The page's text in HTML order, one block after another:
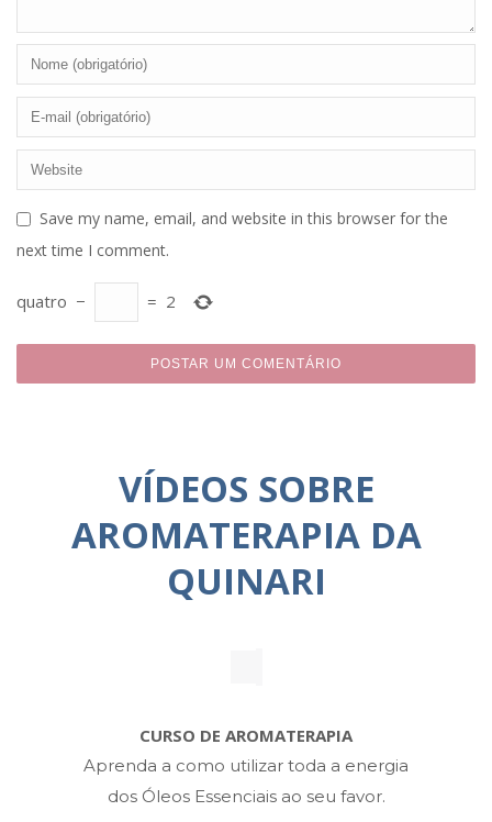
Save my name, email, and website in this browser for the
next time I comment.
quatro − = 2
VÍDEOS SOBRE
AROMATERAPIA DA
QUINARI
CURSO DE AROMATERAPIA
Aprenda a como utilizar toda a energia
dos Óleos Essenciais ao seu favor.